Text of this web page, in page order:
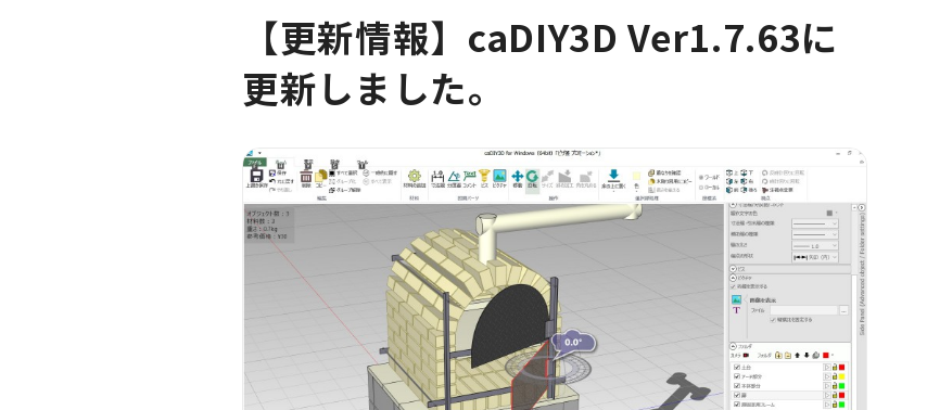
【更新情報】caDIY3D Ver1.7.63に
更新しました。